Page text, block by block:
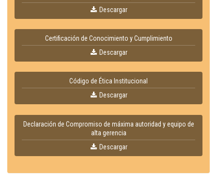
Descargar
Certificación de Conocimiento y Cumplimiento
Descargar
Código de Ética Institucional
Descargar
Declaración de Compromiso de máxima autoridad y equipo de
alta gerencia
Descargar